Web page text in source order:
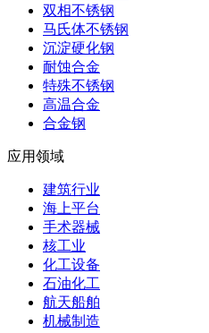
双相不锈钢
马氏体不锈钢
沉淀硬化钢
耐蚀合金
特殊不锈钢
高温合金
合金钢
应用领域
建筑行业
海上平台
手术器械
核工业
化工设备
石油化工
航天船舶
机械制造